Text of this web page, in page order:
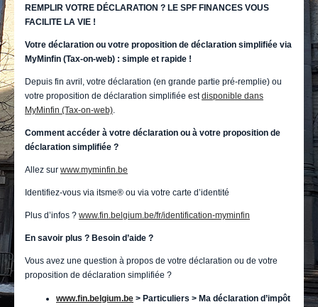
E-guichet / Prendre RDV
Actualités
REMPLIR VOTRE DÉCLARATION ? LE SPF FINANCES VOUS
FACILITE LA VIE !
Votre déclaration ou votre proposition de déclaration simplifiée via
MyMinfin (Tax-on-web) : simple et rapide !
Depuis fin avril, votre déclaration (en grande partie pré-remplie) ou
votre proposition de déclaration simplifiée estdisponible dans
MyMinfin (Tax-on-web).
Comment accéder à votre déclaration ou à votre proposition de
déclaration simplifiée ?
Allez sur www.myminfin.be
Identifiez-vous via itsme® ou via votre carte d’identité
Plus d’infos ? www.fin.belgium.be/fr/identification-myminfin
En savoir plus ? Besoin d’aide ?
Vous avez une question à propos de votre déclaration ou de votre
proposition de déclaration simplifiée ?
www.fin.belgium.be > Particuliers > Ma déclaration d’impôt